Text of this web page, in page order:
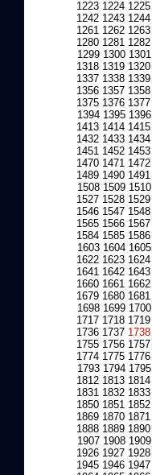
1223 1224 1225
1242 1243 1244
1261 1262 1263
1280 1281 1282
1299 1300 1301
1318 1319 1320
1337 1338 1339
1356 1357 1358
1375 1376 1377
1394 1395 1396
1413 1414 1415
1432 1433 1434
1451 1452 1453
1470 1471 1472
1489 1490 1491
1508 1509 1510
1527 1528 1529
1546 1547 1548
1565 1566 1567
1584 1585 1586
1603 1604 1605
1622 1623 1624
1641 1642 1643
1660 1661 1662
1679 1680 1681
1698 1699 1700
1717 1718 1719
1736 1737 1738
1755 1756 1757
1774 1775 1776
1793 1794 1795
1812 1813 1814
1831 1832 1833
1850 1851 1852
1869 1870 1871
1888 1889 1890
1907 1908 1909
1926 1927 1928
1945 1946 1947